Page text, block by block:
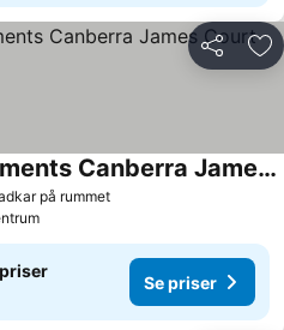
Dela
på rummetSe priser
Adina Serviced Apartments Canberra James Court
Se priser